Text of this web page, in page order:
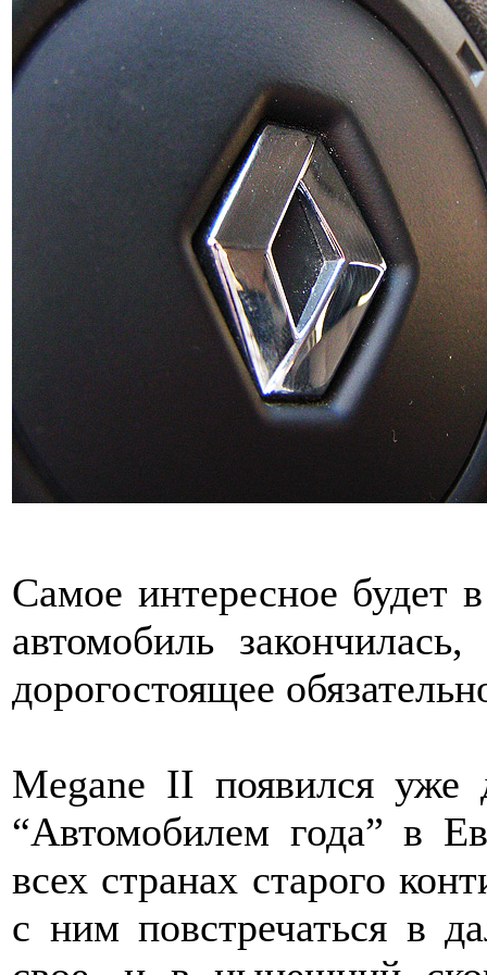
Самое интересное будет
автомобиль
дорогостоящее
Megane II появился уже
“Автомобилем года” в
всех странах старого
с ним повстречаться в